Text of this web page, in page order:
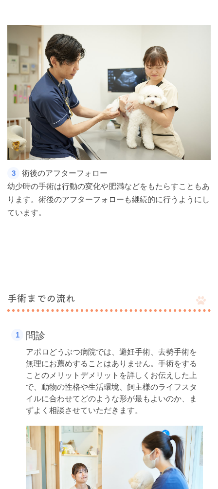
3
術後のアフターフォロー
幼少時の手術は行動の変化や肥満などをもたらすこともあ
ります。術後のアフターフォローも継続的に行うようにし
ています。
手術までの流れ
問診
アポロどうぶつ病院では、避妊手術、去勢手術を
無理にお薦めすることはありません。手術をする
ことのメリットデメリットを詳しくお伝えした上
で、動物の性格や生活環境、飼主様のライフスタ
イルに合わせてどのような形が最もよいのか、ま
ずよく相談させていただきます。